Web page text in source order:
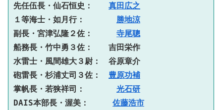
先任伍長・仙石恒史： 真田広之
１等海士・如月行： 勝地涼
副長・宮津弘隆２佐： 寺尾聰
船務長・竹中勇３佐：　　吉田栄作
水雷士・風間雄大３尉：　谷原章介
砲雷長・杉浦丈司３佐： 豊原功補
掌帆長・若狭祥司： 光石研
DAIS本部長・渥美： 佐藤浩市